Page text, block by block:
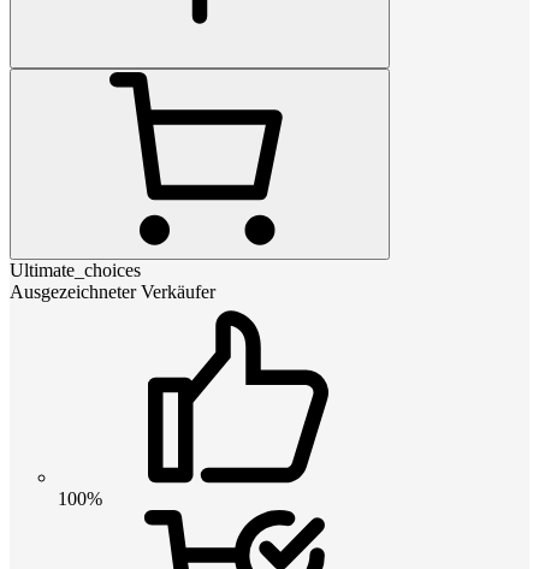
Ultimate_choices
Ausgezeichneter Verkäufer
100%